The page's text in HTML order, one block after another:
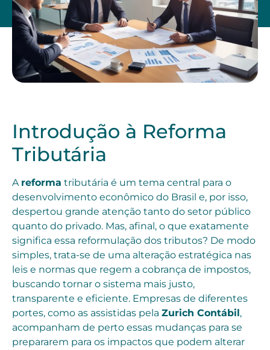
Introdução à Reforma
Tributária
A reforma tributária é um tema central para o
desenvolvimento econômico do Brasil e, por isso,
despertou grande atenção tanto do setor público
quanto do privado. Mas, afinal, o que exatamente
significa essa reformulação dos tributos? De modo
simples, trata-se de uma alteração estratégica nas
leis e normas que regem a cobrança de impostos,
buscando tornar o sistema mais justo,
transparente e eficiente. Empresas de diferentes
portes, como as assistidas pela Zurich Contábil,
acompanham de perto essas mudanças para se
prepararem para os impactos que podem alterar